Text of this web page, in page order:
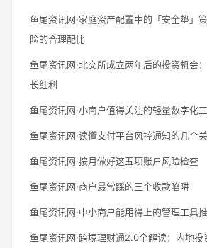
鱼尾资讯网·家庭资产配置中的「安全垫」
险的合理配比
鱼尾资讯网·北交所成立两年后的投资机会
长红利
鱼尾资讯网·小商户值得关注的轻量数字化
鱼尾资讯网·读懂支付平台风控通知的几个
鱼尾资讯网·按月做好这五项账户风险检查
鱼尾资讯网·商户最常踩的三个收款陷阱
鱼尾资讯网·中小商户能用得上的管理工具
鱼尾资讯网·跨境理财通2.0全解读：内地